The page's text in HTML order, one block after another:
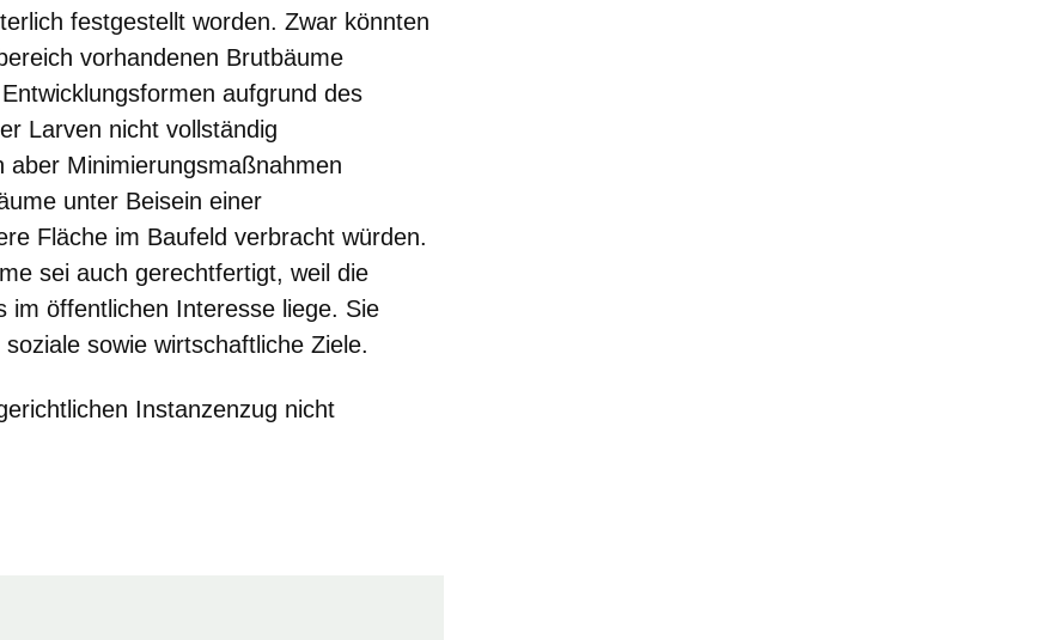
festgestellt worden. Zwar könnten
vorhandenen Brutbäume
aufgrund des
Larven nicht vollständig
Minimierungsmaßnahmen
unter Beisein einer
Fläche im Baufeld verbracht würden.
sei auch gerechtfertigt, weil die
im öffentlichen Interesse liege. Sie
sowie wirtschaftliche Ziele.
Instanzenzug nicht